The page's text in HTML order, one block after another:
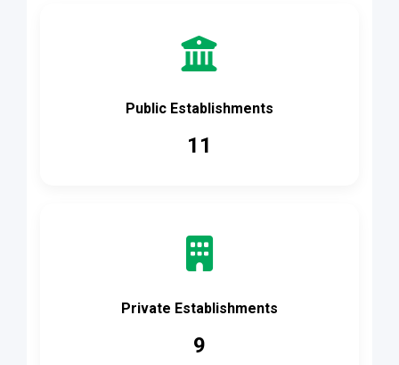
Public Establishments
11
Private Establishments
9